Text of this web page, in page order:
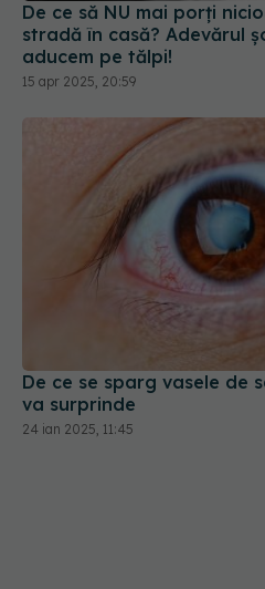
De ce se sparg vasele de